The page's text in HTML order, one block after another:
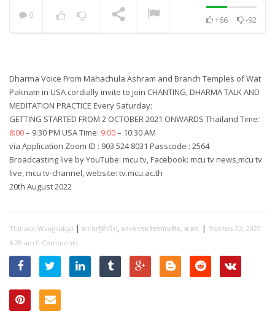
0 +66 -92
Dharma Voice From Mahachula Ashram and Branch Temples of Wat
Paknam in USA cordially invite to join CHANTING, DHARMA TALK AND
MEDITATION PRACTICE Every Saturday:
GETTING STARTED FROM 2 OCTOBER 2021 ONWARDS Thailand Time:
8:00– 9:30 PM USA Time: 9:00– 10:30 AM
via Application Zoom ID : 903 524 8031 Passcode : 2564
Broadcasting live by YouTube: mcu tv, Facebook: mcu tv news,mcu tv
live, mcu tv-channel, website: tv.mcu.ac.th
20th August 2022
Thitiwat Wangsukjai | ความรู้ทั่วไป, พระธรรมวัชรบัณฑิต, ศ.ดร. | กันยายน 22, 2022
6:28 am 0 Comments